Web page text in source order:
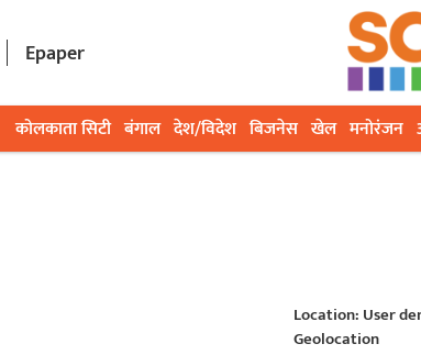
Epaper
कोलकाता सिटी बंगाल देश/विदेश बिजनेस खेल मनोरंजन
Location: User
Geolocation